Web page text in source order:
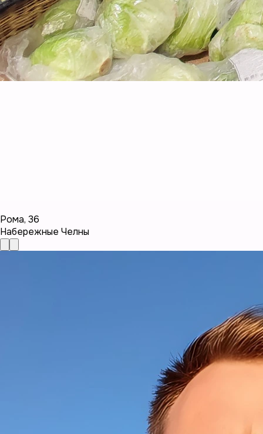
Рома, 36
Набережные Челны